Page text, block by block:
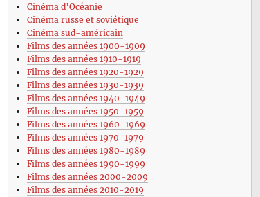
Cinéma d’Océanie
Cinéma russe et soviétique
Cinéma sud-américain
Films des années 1900-1909
Films des années 1910-1919
Films des années 1920-1929
Films des années 1930-1939
Films des années 1940-1949
Films des années 1950-1959
Films des années 1960-1969
Films des années 1970-1979
Films des années 1980-1989
Films des années 1990-1999
Films des années 2000-2009
Films des années 2010-2019